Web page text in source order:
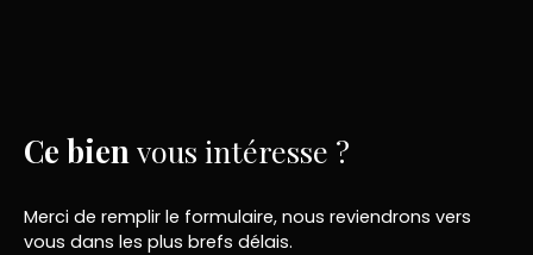
Ce bien vous intéresse ?
Merci de remplir le formulaire, nous reviendrons vers
vous dans les plus brefs délais.